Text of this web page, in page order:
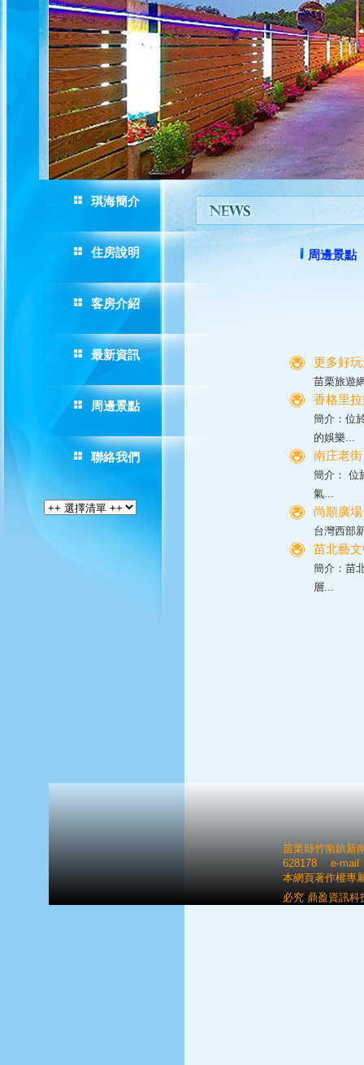
琪海簡介
住房說明
客房介紹
最新資訊
周邊景點
聯絡我們
周邊景點
更多好
苗栗旅遊
香格里
簡介：位
的娛樂...
南庄老街
簡介： 位
氣...
尚順廣
台灣西部
苗北藝
簡介：苗
層...
苗栗縣竹南鎮新
628178 e-mail
本網頁著作權專
必究 鼎盈資訊